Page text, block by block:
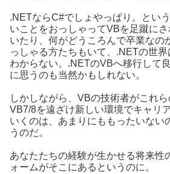
.NETならC#でしょやっぱり。とい
いことをおっしゃってVBを足蹴に
いたり、何がどうころんで卒業なの
っしゃる方たちもいて、.NETの世
わからない。.NETのVBへ移行して
に思うのも当然かもしれない。
しかしながら、VBの技術者がこれら
VB7/8を遠ざけ新しい環境でキャリ
いくのは、あまりにももったいない
うのだ。
あなたたちの経験が生かせる将来性
ォームがそこにあるというのに。